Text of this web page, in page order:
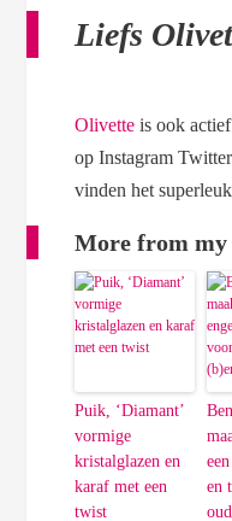
Liefs
Olivette is ook actief
op Instagram
vinden het
More from my
Puik, ‘Diamant’
vormige
kristalglazen en
karaf met een
twist
en